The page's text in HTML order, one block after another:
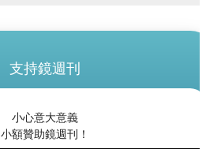
支持鏡週刊
小心意大意義
小額贊助鏡週刊！